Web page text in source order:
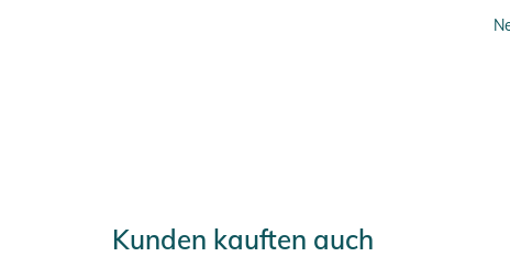
Kunden kauften auch